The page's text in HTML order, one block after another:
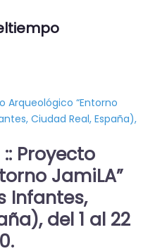
Arqueológico “Entorno
Ciudad Real, España),
Proyecto
JamiLA”
Infantes,
del 1 al 22